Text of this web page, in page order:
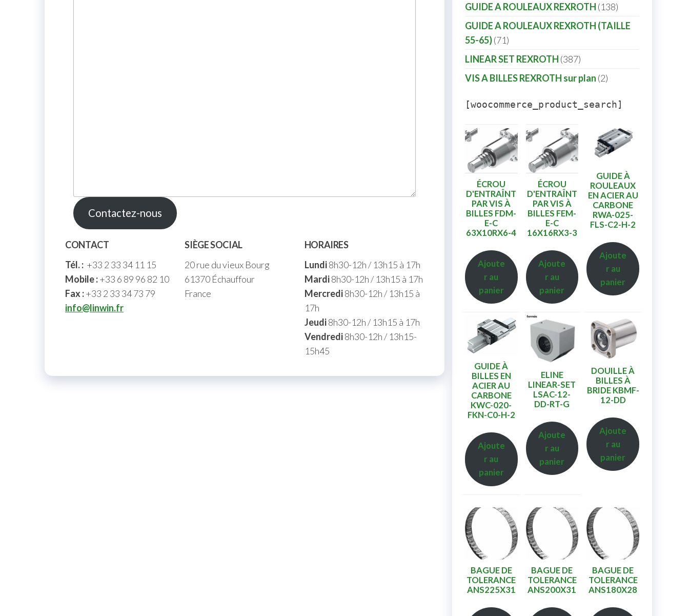
Contactez-nous
CONTACT
Tél. : +33 2 33 34 11 15
Mobile :+33 6 89 96 82 10
Fax :+33 2 33 34 73 79
info@linwin.fr
SIÈGE SOCIAL
20 rue du vieux Bourg
61370 Échauffour
France
HORAIRES
Lundi8h30-12h / 13h15 à 17h
Mardi8h30-12h / 13h15 à 17h
Mercredi8h30-12h / 13h15 à
17h
Jeudi8h30-12h / 13h15 à 17h
Vendredi8h30-12h / 13h15-
15h45
GUIDE A ROULEAUX REXROTH 138
GUIDE A ROULEAUX REXROTH (TAILLE
55-65) 71
LINEAR SET REXROTH 387
VIS A BILLES REXROTH sur plan 2
[woocommerce_product_search]
ÉCROU
D'ENTRAÎNT
PAR VIS À
BILLES FDM-
E-C
63X10RX6-4
Ajoute
r au
panier
ÉCROU
D'ENTRAÎNT
PAR VIS À
BILLES FEM-
E-C
16X16RX3-3
Ajoute
r au
panier
GUIDE À
ROULEAUX
EN ACIER AU
CARBONE
RWA-025-
FLS-C2-H-2
Ajoute
r au
panier
GUIDE À
BILLES EN
ACIER AU
CARBONE
KWC-020-
FKN-C0-H-2
Ajoute
r au
panier
ELINE
LINEAR-SET
LSAC-12-
DD-RT-G
Ajoute
r au
panier
DOUILLE À
BILLES À
BRIDE KBMF-
12-DD
Ajoute
r au
panier
BAGUE DE
TOLERANCE
ANS225X31
BAGUE DE
TOLERANCE
ANS200X31
BAGUE DE
TOLERANCE
ANS180X28